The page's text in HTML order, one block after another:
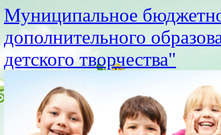
Муниципальное
дополнительного
детского творчества"